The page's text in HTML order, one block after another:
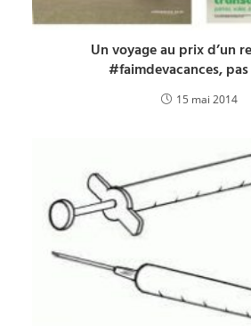
Un voyage au prix d’un
#faimdevacances, pas
15 mai 2014